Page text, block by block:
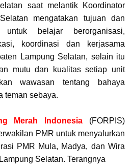
saat melantik Koordinator
mengatakan tujuan dan
belajar berorganisasi,
koordinasi dan kerjasama
Lampung Selatan, selain itu
mutu dan kualitas setiap unit
wawasan tentang bahaya
teman sebaya.
Merah Indonesia (FORPIS)
PMR untuk menyalurkan
PMR Mula, Madya, dan Wira
Selatan. Terangnya